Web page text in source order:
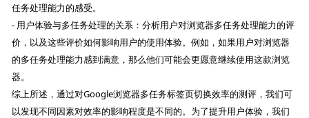
任务处理能力的感受。
- 用户体验与多任务处理的关系：分析用户对浏览器多任务处理能力的评
价，以及这些评价如何影响用户的使用体验。例如，如果用户对浏览器
的多任务处理能力感到满意，那么他们可能会更愿意继续使用这款浏览
器。
综上所述，通过对Google浏览器多任务标签页切换效率的测评，我们可
以发现不同因素对效率的影响程度是不同的。为了提升用户体验，我们